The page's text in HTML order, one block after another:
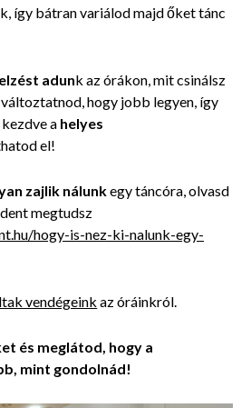
így bátran variálod majd őket tánc
adunk az órákon, mit csinálsz
hogy jobb legyen, így
a helyes
el!
zajlik nálunkegy táncóra, olvasd
megtudsz
hogy-is-nez-ki-nalunk-egy-
vendégeink az óráinkról.
és meglátod, hogy a
mint gondolnád!